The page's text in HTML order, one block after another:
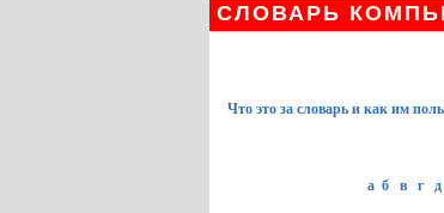
СЛОВАРЬ
Что это за словарь и как им
а б в г д